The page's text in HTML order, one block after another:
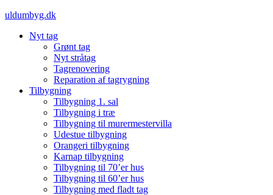
Videre
indhold
uldumbyg.dk
Nyt tag
Grønt tag
Nyt stråtag
Tagrenovering
Reparation af tagrygning
Tilbygning
Tilbygning 1. sal
Tilbygning i træ
Tilbygning til murermestervilla
Udestue tilbygning
Orangeri tilbygning
Karnap tilbygning
Tilbygning til 70’er hus
Tilbygning til 60’er hus
Tilbygning med fladt tag